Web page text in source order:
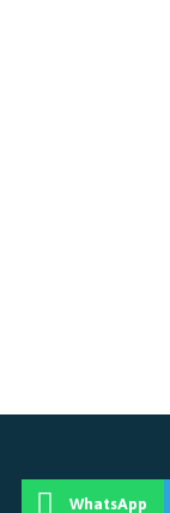
WhatsApp